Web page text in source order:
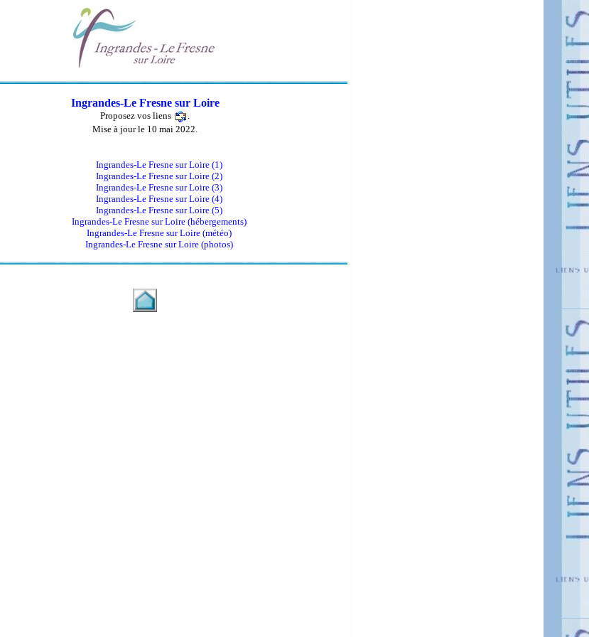
Ingrandes-Le Fresne sur Loire
Proposez vos liens
Mise à jour le 10 mai 2022.
Ingrandes-Le Fresne sur Loire (1)
Ingrandes-Le Fresne sur Loire (2)
Ingrandes-Le Fresne sur Loire (3)
Ingrandes-Le Fresne sur Loire (4)
Ingrandes-Le Fresne sur Loire (5)
Ingrandes-Le Fresne sur Loire (hébergements)
Ingrandes-Le Fresne sur Loire (météo)
Ingrandes-Le Fresne sur Loire (photos)